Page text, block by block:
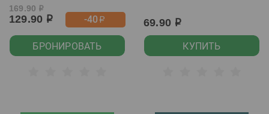
169.90 р
129.90 р -40р
БРОНИРОВАТЬ
69.90 р
КУПИТЬ